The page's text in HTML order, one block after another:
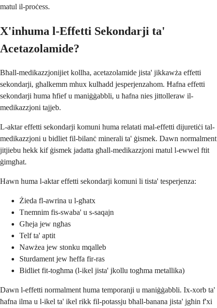
matul il-proċess.
X'inhuma l-Effetti Sekondarji ta'
Acetazolamide?
Bħall-medikazzjonijiet kollha, acetazolamide jista' jikkawża effetti
sekondarji, għalkemm mhux kulħadd jesperjenzahom. Ħafna effetti
sekondarji huma ħfief u maniġġabbli, u ħafna nies jittolleraw il-
medikazzjoni tajjeb.
L-aktar effetti sekondarji komuni huma relatati mal-effetti dijuretiċi tal-
medikazzjoni u bidliet fil-bilanċ minerali ta' ġismek. Dawn normalment
jitjiebu hekk kif ġismek jadatta għall-medikazzjoni matul l-ewwel ftit
ġimgħat.
Hawn huma l-aktar effetti sekondarji komuni li tista' tesperjenza:
Żieda fl-awrina u l-għatx
Tnemnim fis-swaba' u s-saqajn
Għeja jew ngħas
Telf ta' aptit
Nawżea jew stonku mqalleb
Sturdament jew ħeffa fir-ras
Bidliet fit-togħma (l-ikel jista' jkollu togħma metallika)
Dawn l-effetti normalment huma temporanji u maniġġabbli. Ix-xorb ta'
ħafna ilma u l-ikel ta' ikel rikk fil-potassju bħall-banana jista' jgħin f'xi